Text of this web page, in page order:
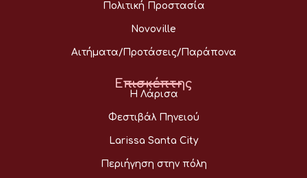
Πολιτική Προστασία
Novoville
Αιτήματα/Προτάσεις/Παράπονα
Επισκέπτης
Η Λάρισα
Φεστιβάλ Πηνειού
Larissa Santa City
Περιήγηση στην πόλη